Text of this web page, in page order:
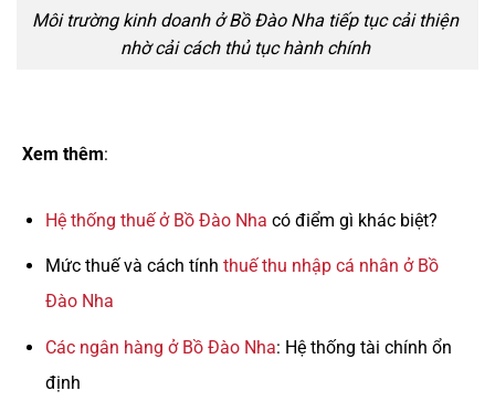
Môi trường kinh doanh ở Bồ Đào Nha tiếp tục cải thiện
nhờ cải cách thủ tục hành chính
Xem thêm:
Hệ thống thuế ở Bồ Đào Nha có điểm gì khác biệt?
Mức thuế và cách tính thuế thu nhập cá nhân ở Bồ
Đào Nha
Các ngân hàng ở Bồ Đào Nha: Hệ thống tài chính ổn
định